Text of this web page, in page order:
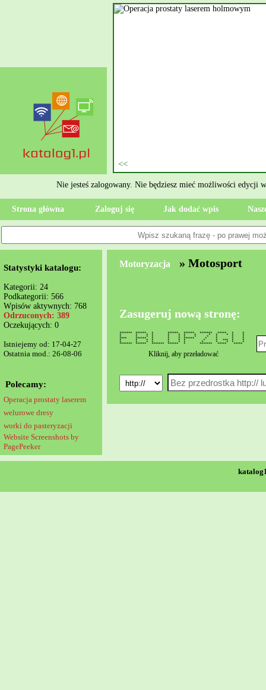
rzetelne układanie płytek
Rzeszów i dbamy o to,
gdy Twoja przestrzeń
przywracając ponownie
Nie jesteś zalogowany. Nie będziesz mieć możliwości edycji
Strona główna Zaloguj się Jak dodać wpis
Statystyki katalogu:
Kategorii: 24
Podkategorii: 566
Wpisów aktywnych: 768
Odrzuconych: 389
Oczekujących: 0
Istniejemy od: 17-04-27
Ostatnia mod.: 26-08-06
Polecamy:
Operacja prostaty laserem
welurowe dresy
worki do pasteryzacji
Website Screenshots by
PagePeeker
Motoryzacja » Motosport
Zasugeruj nową stronę:
******* ****** * ****** ****** ******* ***** * *
* * * * * * * * * * * * *
* * * * * * * * * * * *
**** ****** * * * ****** * * * *
* * * * * * * * * *** * *
* * * * * * * * * * * *
******* ****** ******* ****** * ******* ***** *****
Kliknij, aby przeładować